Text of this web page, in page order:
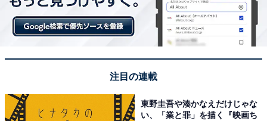
注目の連載
東野圭吾や湊かなえだけじゃな
い、「業と罪」を描く『映画ち